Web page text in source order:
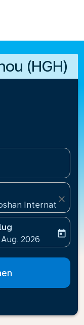
(HGH)
International
close
labelreturn-date-
2026
today